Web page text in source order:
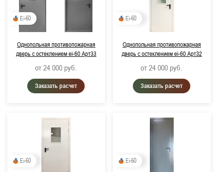
Ei-60
Однопольная противопожарная
дверь с остеклением ei-60 Арт33
от 24 000 руб.
Заказать расчет
Ei-60
Однопольная противопожарная
дверь с остеклением ei-60 Арт32
от 24 000 руб.
Заказать расчет
Ei-60 Ei-60